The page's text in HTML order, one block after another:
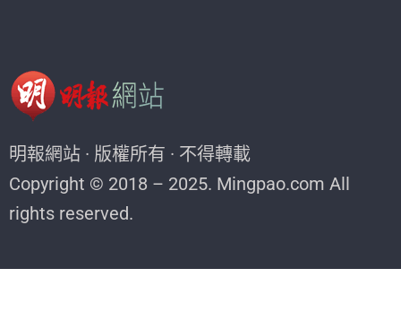
明報網站 · 版權所有 · 不得轉載
Copyright © 2018 – 2025. Mingpao.com All
rights reserved.